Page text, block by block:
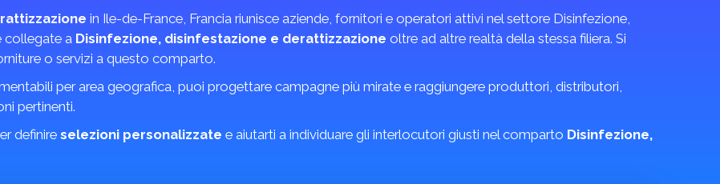
in Ile-de-France, Francia riunisce aziende, fornitori e operatori attivi nel settore Disinfezione,
collegate a Disinfezione, disinfestazione e derattizzazione oltre ad altre realtà della stessa filiera. Si
o servizi a questo comparto.
per area geografica, puoi progettare campagne più mirate e raggiungere produttori, distributori,
pertinenti.
definire selezioni personalizzate e aiutarti a individuare gli interlocutori giusti nel comparto Disinfezione,